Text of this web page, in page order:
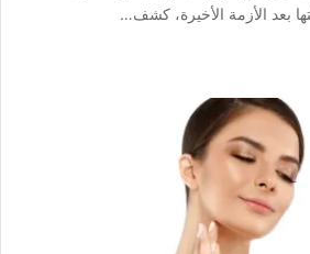
بعد الأزمة الأخيرة، كشف…